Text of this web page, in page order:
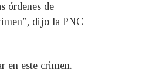
órdenes de
dijo la PNC
en este crimen.